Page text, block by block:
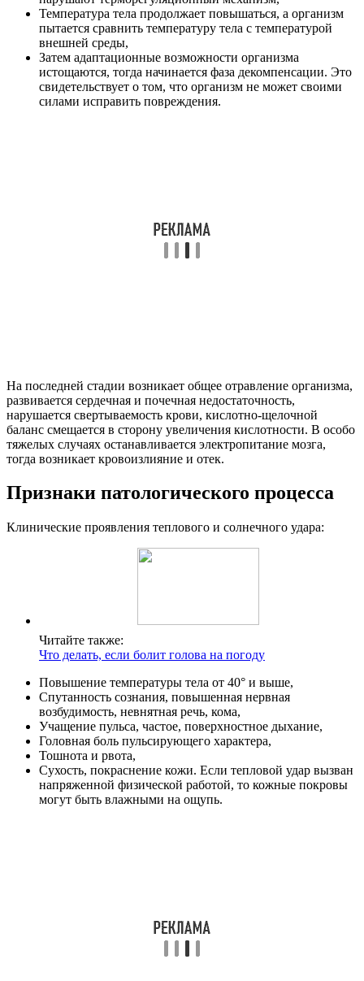
Температура тела продолжает повышаться, а организм
пытается сравнить температуру тела с температурой
внешней среды,
Затем адаптационные возможности организма
истощаются, тогда начинается фаза декомпенсации. Это
свидетельствует о том, что организм не может своими
силами исправить повреждения.
На последней стадии возникает общее отравление организма,
развивается сердечная и почечная недостаточность,
нарушается свертываемость крови, кислотно-щелочной
баланс смещается в сторону увеличения кислотности. В особо
тяжелых случаях останавливается электропитание мозга,
тогда возникает кровоизлияние и отек.
Признаки патологического процесса
Клинические проявления теплового и солнечного удара:
Читайте также:
Что делать, если болит голова на погоду
Повышение температуры тела от 40° и выше,
Спутанность сознания, повышенная нервная
возбудимость, невнятная речь, кома,
Учащение пульса, частое, поверхностное дыхание,
Головная боль пульсирующего характера,
Тошнота и рвота,
Сухость, покраснение кожи. Если тепловой удар вызван
напряженной физической работой, то кожные покровы
могут быть влажными на ощупь.